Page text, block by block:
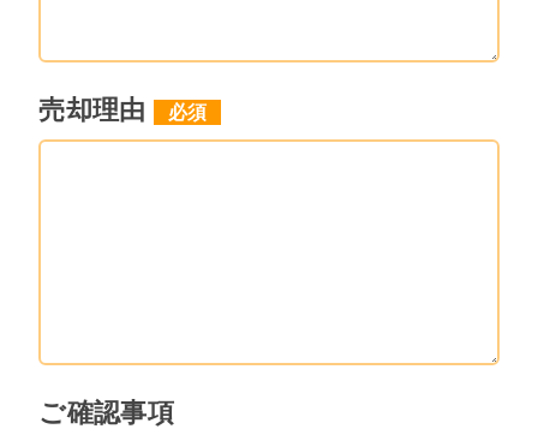
売却理由
ご確認事項